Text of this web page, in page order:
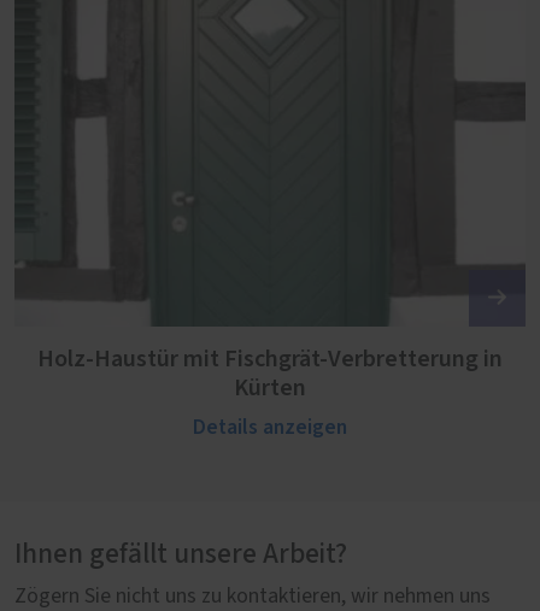
Holz-Haustür mit Fischgrät-Verbretterung in
Kürten
Details anzeigen
Ihnen gefällt unsere Arbeit?
Zögern Sie nicht uns zu kontaktieren, wir nehmen uns